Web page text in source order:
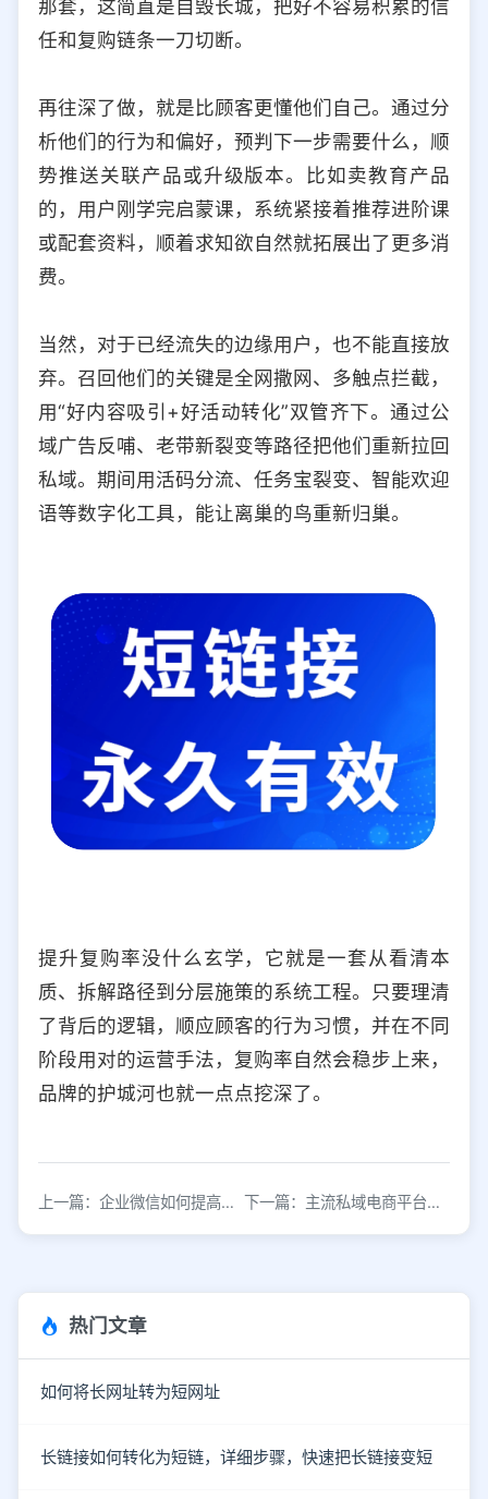
那套，这简直是自毁长城，把好不容易积累的信
任和复购链条一刀切断。
再往深了做，就是比顾客更懂他们自己。通过分
析他们的行为和偏好，预判下一步需要什么，顺
势推送关联产品或升级版本。比如卖教育产品
的，用户刚学完启蒙课，系统紧接着推荐进阶课
或配套资料，顺着求知欲自然就拓展出了更多消
费。
当然，对于已经流失的边缘用户，也不能直接放
弃。召回他们的关键是全网撒网、多触点拦截，
用“好内容吸引+好活动转化”双管齐下。通过公
域广告反哺、老带新裂变等路径把他们重新拉回
私域。期间用活码分流、任务宝裂变、智能欢迎
语等数字化工具，能让离巢的鸟重新归巢。
提升复购率没什么玄学，它就是一套从看清本
质、拆解路径到分层施策的系统工程。只要理清
了背后的逻辑，顺应顾客的行为习惯，并在不同
阶段用对的运营手法，复购率自然会稳步上来，
品牌的护城河也就一点点挖深了。
上一篇：企业微信如何提高用户粘性避免粉丝流失 下一篇：主流私域电商平台有哪些？盘点核心优势与选择指南
热门文章
如何将长网址转为短网址
长链接如何转化为短链，详细步骤，快速把长链接变短